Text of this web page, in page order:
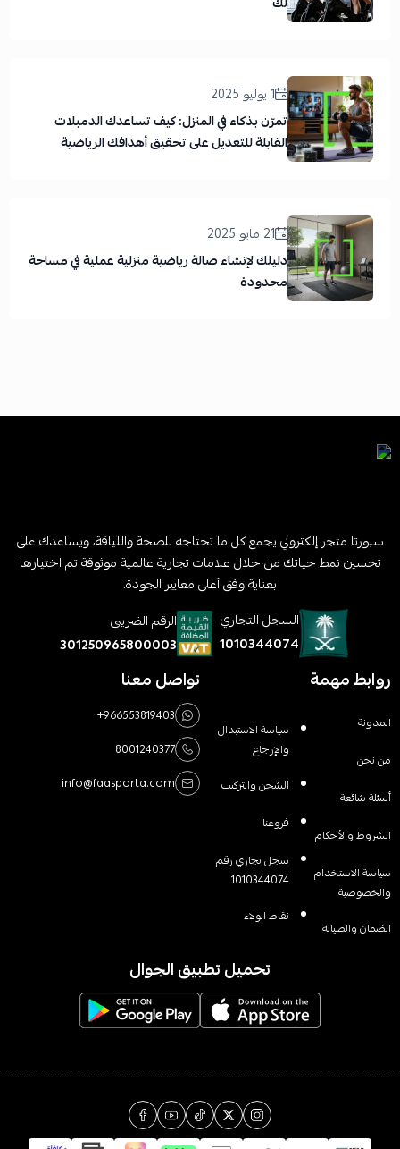
1 يوليو 2025
تمرّن بذكاء في المنزل: كيف تساعدك الدمبلات
القابلة للتعديل على تحقيق أهدافك الرياضية
21 مايو 2025
دليلك لإنشاء صالة رياضية منزلية عملية في مساحة
محدودة
سبورتا متجر إلكتروني يجمع كل ما تحتاجه للصحة واللياقة، ويساعدك على
تحسين نمط حياتك من خلال علامات تجارية عالمية موثوقة تم اختيارها
بعناية وفق أعلى معايير الجودة.
السجل التجاري
1010344074
الرقم الضريبي
301250965800003
روابط مهمة
المدونة
من نحن
أسئلة شائعة
الشروط والأحكام
سياسة الاستخدام
والخصوصية
الضمان والصيانة
سياسة الاستبدال
والإرجاع
الشحن والتركيب
فروعنا
سجل تجاري رقم
1010344074
نقاط الولاء
تواصل معنا
+966553819403
8001240377
info@faasporta.com
تحميل تطبيق الجوال